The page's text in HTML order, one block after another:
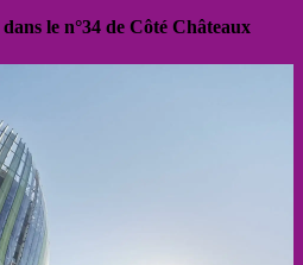
le n°34 de Côté Châteaux